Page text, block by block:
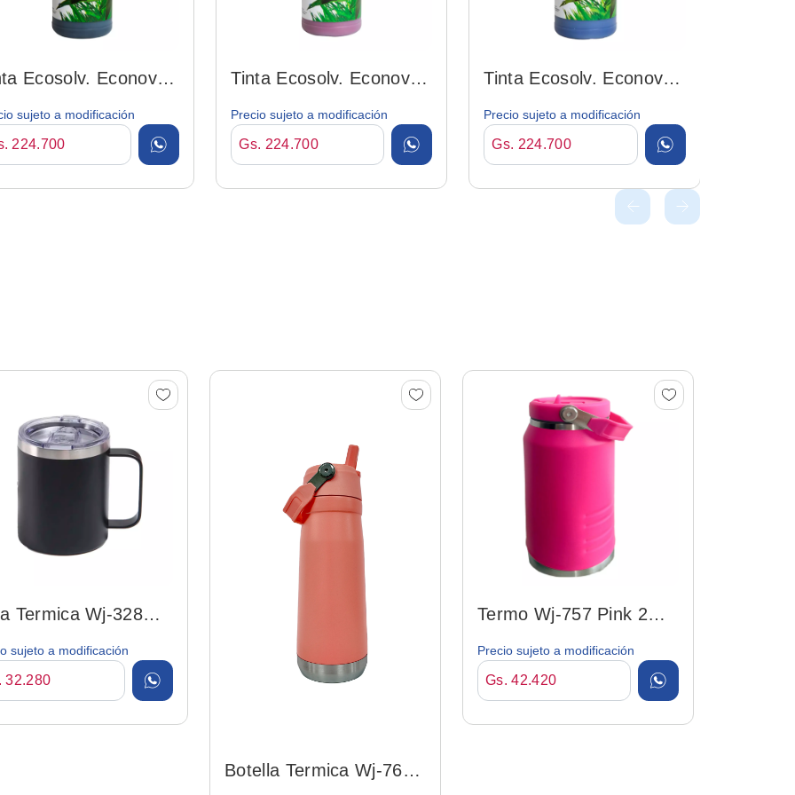
Ecosolv. Econova
sujeto a modificación
224.700
Tinta Ecosolv. Econova
Precio sujeto a modificación
Gs. 224.700
Tinta Ecosolv. Econova
Precio sujeto a modificación
Gs. 224.700
Termica Wj-328
sujeto a modificación
32.280
Botella Termica Wj-767
Termo Wj-757 Pink 2
Precio sujeto a modificación
Gs. 42.420